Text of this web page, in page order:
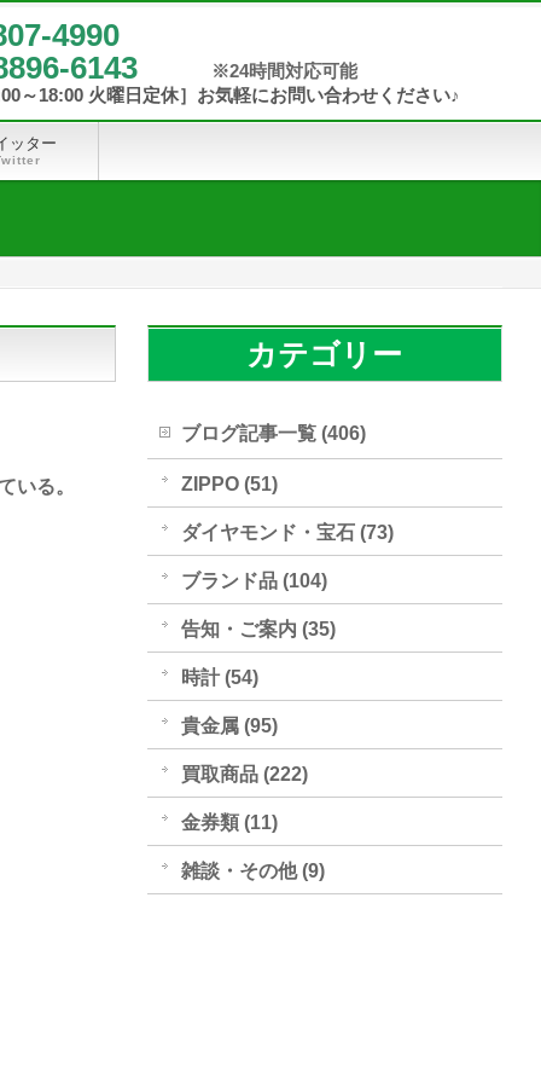
4990
6143
ッター
いる。
カテゴリー
ブログ記事一覧 (406)
ZIPPO (51)
ダイヤモンド・宝石 (73)
ブランド品 (104)
告知・ご案内 (35)
時計 (54)
貴金属 (95)
買取商品 (222)
金券類 (11)
雑談・その他 (9)